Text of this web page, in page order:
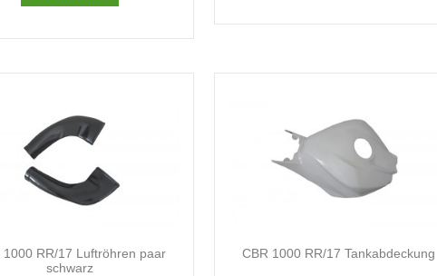
1000 RR/17 Luftröhren paar
schwarz
CBR 1000 RR/17 Tankabdeckung